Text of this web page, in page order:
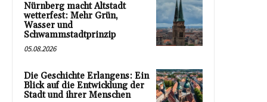
Nürnberg macht Altstadt
wetterfest: Mehr Grün,
Wasser und
Schwammstadtprinzip
05.08.2026
Die Geschichte Erlangens: Ein
Blick auf die Entwicklung der
Stadt und ihrer Menschen